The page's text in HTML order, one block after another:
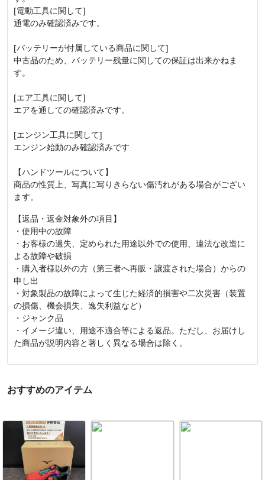
[電動工具に関して]
通電のみ確認済みです。
[バッテリーが付属している商品に関して]
中古品のため、バッテリー残量に関しての保証は出来かねま
す。
[エア工具に関して]
エアを通しての確認済みです。
[エンジン工具に関して]
エンジン始動のみ確認済みです
【ハンドツールについて】
商品の性質上、写真に写りきらない傷汚れがある場合がござい
ます。
【返品・返金対象外の項目】
・使用中の故障
・お客様の過失、定められた用途以外での使用、違法な改造に
よる故障や破損
・購入者様以外の方（第三者へ再販・譲渡された場合）からの
申し出
・対象製品の故障によって生じた経済的損害や二次災害（装置
の損傷、機会損失、逸失利益など）
・ジャンク品
・イメージ違い、用途不適合等による返品。ただし、お届けし
た商品が説明内容と著しく異なる場合は除く。
おすすめのアイテム